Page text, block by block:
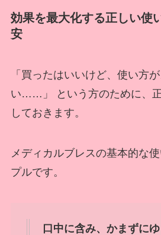
効果を最大化する正しい使
安
「買ったはいいけど、使い方
い……」 という方のために、
しておきます。
メディカルブレスの基本的な
プルです。
口中に含み、かまずに